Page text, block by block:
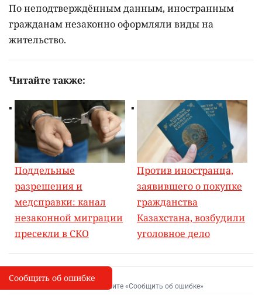
По неподтверждённым данным, иностранным
гражданам незаконно оформляли виды на
жительство.
Читайте также:
Поддельные
разрешения и
медсправки: канал
незаконной миграции
пресекли в СКО
Против иностранца,
заявившего о покупке
гражданства
Казахстана, возбудили
уголовное дело
I
Сообщить об опечатке
Выделите фрагмент и нажмите «Сообщить об ошибке»
Сообщить об ошибке